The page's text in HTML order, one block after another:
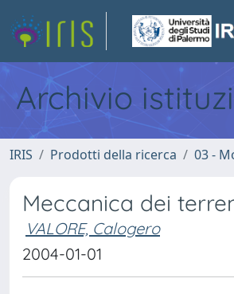
Archivio
IRIS Prodotti della ricerca 03 -
Meccanica dei
VALORE, Calogero
2004-01-01